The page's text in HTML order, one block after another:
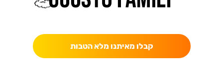
קבלו מאיתנו מלא הטבות